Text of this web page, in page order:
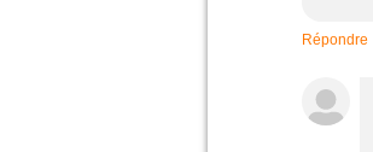
Répondre